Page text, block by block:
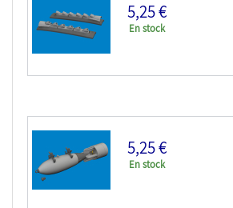
Eduard kit d'amelioration avion brassin Print...
5,25 €
En stock
Eduard kit d'amelioration avion brassin Print...
5,25 €
En stock